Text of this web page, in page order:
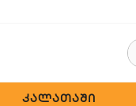
ᲙᲐᲚᲐᲗᲐᲨᲘ